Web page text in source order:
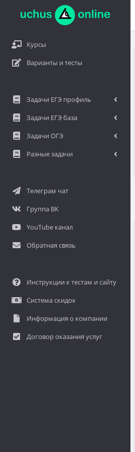
Курсы
Варианты и тесты
Задачи ЕГЭ профиль
Задачи ЕГЭ база
Задачи ОГЭ
Разные задачи
Телеграм чат
Группа ВК
YouTube канал
Обратная связь
Инструкции к тестам и сайту
Система скидок
Информация о компании
Договор оказания услуг